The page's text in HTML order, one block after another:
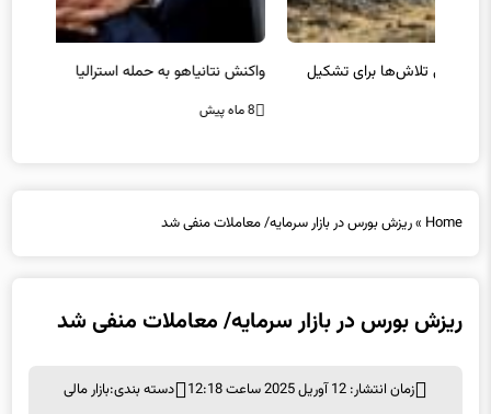
واکنش نتانیاهو به حمله استرالیا
Home
»ریزش بورس در بازار سرمایه/ معاملات منفی شد
ریزش بورس در بازار سرمایه/ معاملات منفی شد
زمان انتشار: 12 آوریل 2025 ساعت 12:18 دسته بندی:بازار مالی